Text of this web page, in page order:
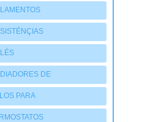
DE
PARA